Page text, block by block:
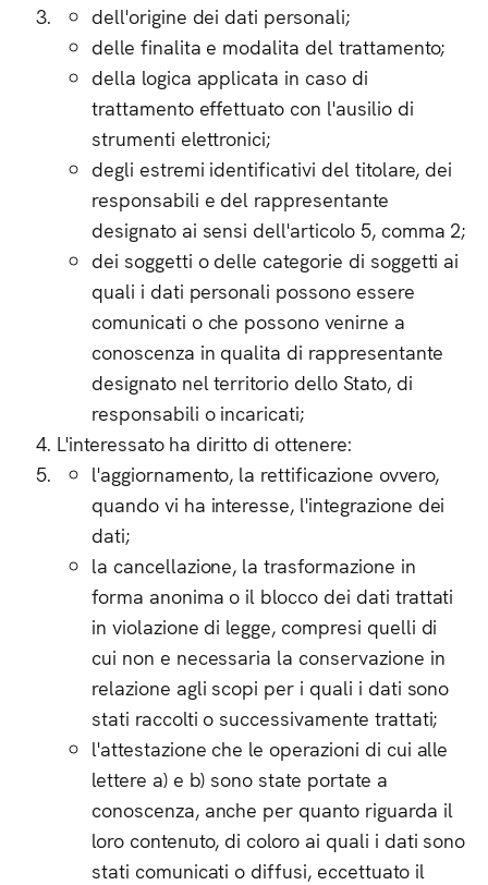
dell'origine dei dati personali;
delle finalita e modalita del trattamento;
della logica applicata in caso di
trattamento effettuato con l'ausilio di
strumenti elettronici;
degli estremi identificativi del titolare, dei
responsabili e del rappresentante
designato ai sensi dell'articolo 5, comma 2;
dei soggetti o delle categorie di soggetti ai
quali i dati personali possono essere
comunicati o che possono venirne a
conoscenza in qualita di rappresentante
designato nel territorio dello Stato, di
responsabili o incaricati;
L'interessato ha diritto di ottenere:
l'aggiornamento, la rettificazione ovvero,
quando vi ha interesse, l'integrazione dei
dati;
la cancellazione, la trasformazione in
forma anonima o il blocco dei dati trattati
in violazione di legge, compresi quelli di
cui non e necessaria la conservazione in
relazione agli scopi per i quali i dati sono
stati raccolti o successivamente trattati;
l'attestazione che le operazioni di cui alle
lettere a) e b) sono state portate a
conoscenza, anche per quanto riguarda il
loro contenuto, di coloro ai quali i dati sono
stati comunicati o diffusi, eccettuato il